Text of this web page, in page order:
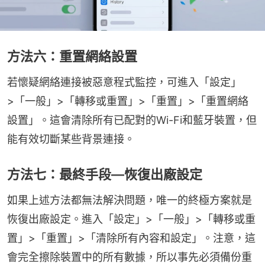
方法六：重置網絡設置
若懷疑網絡連接被惡意程式監控，可進入「設定」
>「一般」>「轉移或重置」>「重置」>「重置網絡
設置」。這會清除所有已配對的Wi-Fi和藍牙裝置，但
能有效切斷某些背景連接。
方法七：最終手段—恢復出廠設定
如果上述方法都無法解決問題，唯一的終極方案就是
恢復出廠設定。進入「設定」>「一般」>「轉移或重
置」>「重置」>「清除所有內容和設定」。注意，這
會完全擦除裝置中的所有數據，所以事先必須備份重